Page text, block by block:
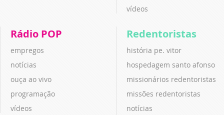
vídeos
Rádio POP
empregos
notícias
ouça ao vivo
programação
vídeos
Redentoristas
história pe. vitor
hospedagem santo afonso
missionários redentoristas
missões redentoristas
notícias